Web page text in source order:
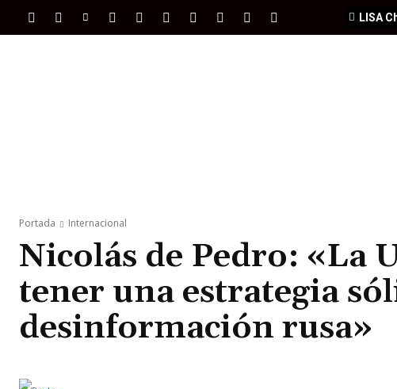
LISA
Portada Internacional
Nicolás de Pedro: «La
tener una estrategia
desinformación rusa»